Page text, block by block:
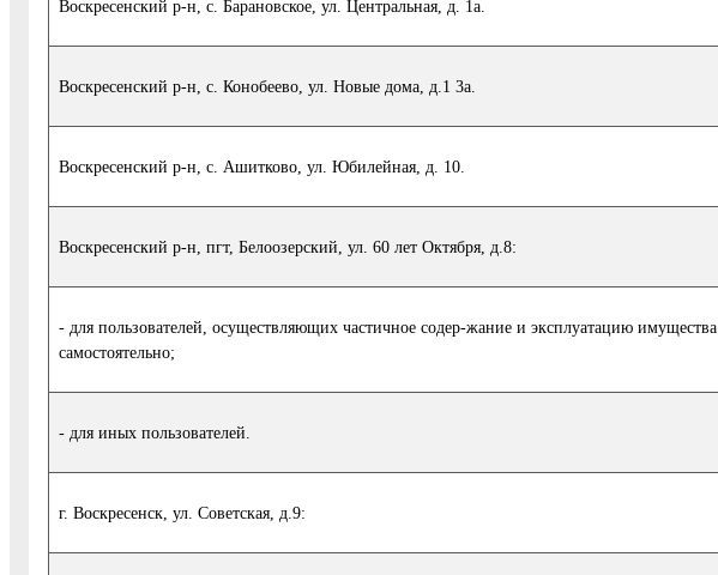
Воскресенский р-н, с. Барановское, ул. Центральная, д. 1а.
Воскресенский р-н, с. Конобеево, ул. Новые дома, д.1 3а.
Воскресенский р-н, с. Ашитково, ул. Юбилейная, д. 10.
Воскресенский р-н, пгт, Белоозерский, ул. 60 лет Октября, д.8:
- для пользователей, осуществляющих частичное содер-жание и эксплуатацию имущества
самостоятельно;
- для иных пользователей.
г. Воскресенск, ул. Советская, д.9: